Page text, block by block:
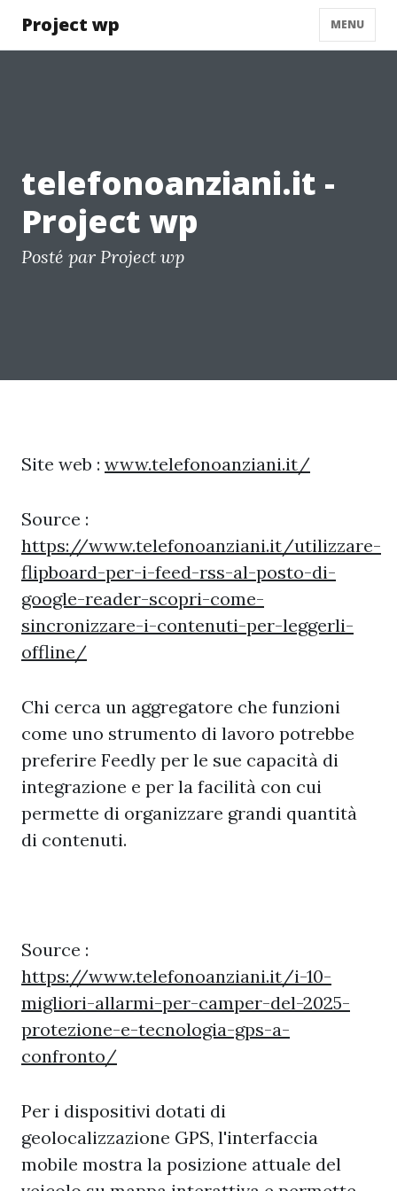
Project wp MENU
telefonoanziani.it -
Project wp
Posté par Project wp
Site web : www.telefonoanziani.it/
Source :
https://www.telefonoanziani.it/utilizzare-
flipboard-per-i-feed-rss-al-posto-di-
google-reader-scopri-come-
sincronizzare-i-contenuti-per-leggerli-
offline/
Chi cerca un aggregatore che funzioni
come uno strumento di lavoro potrebbe
preferire Feedly per le sue capacità di
integrazione e per la facilità con cui
permette di organizzare grandi quantità
di contenuti.
Source :
https://www.telefonoanziani.it/i-10-
migliori-allarmi-per-camper-del-2025-
protezione-e-tecnologia-gps-a-
confronto/
Per i dispositivi dotati di
geolocalizzazione GPS, l'interfaccia
mobile mostra la posizione attuale del